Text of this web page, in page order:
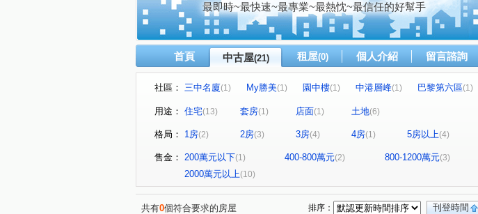
最即時~最快速~最專業~最熱忱~最信任的好幫手
首頁 中古屋(21) 租屋(0) 個人介紹 留言諮詢
社區： 三中名廈(1) My勝美(1) 園中樓(1) 中港層峰(1) 巴黎第六區(1)
文心1 瑞聯天地U區 圓環東路312巷31號
博館路 青海路二段 立德街 上安路 文心路四段
河南東二街(1) 大富路三段 (2) 福聯街 圓環東路(1) 文昌一街
環中路三段 (1)
用途： 住宅(13) 套房(1) 店面(1) 土地(6)
格局： 1房(2) 2房(3) 3房(4) 4房(1) 5房以上(4)
售金： 200萬元以下(1) 400-800萬元(2) 800-1200萬元(3)
2000萬元以上(10)
共有0個符合要求的房屋 刊登時間
排序：